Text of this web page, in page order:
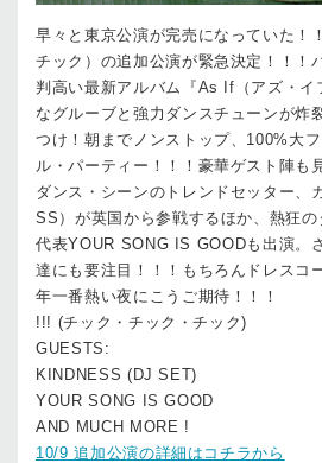
早々と東京公演が完売になっていた！
チック）の追加公演が緊急決定！！！
判高い最新アルバム『As If（アズ・イ
なグルーブと強力ダンスチューンが炸
つけ！朝までノンストップ、100%大
ル・パーティー！！！豪華ゲスト陣も
ダンス・シーンのトレンドセッター、
SS）が英国から参戦するほか、熱狂
代表YOUR SONG IS GOODも出演。
達にも要注目！！！もちろんドレスコ
年一番熱い夜にこうご期待！！！
!!! (チック・チック・チック)
GUESTS:
KINDNESS (DJ SET)
YOUR SONG IS GOOD
AND MUCH MORE !
10/9 追加公演の詳細はコチラから